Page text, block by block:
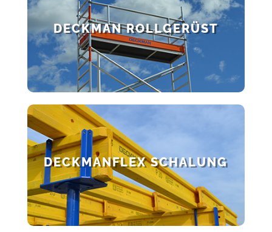
DECKMAN ROLLGERÜST
DECKMANFLEX SCHALUNG